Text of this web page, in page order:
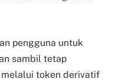
pengguna untuk
sambil tetap
token derivatif